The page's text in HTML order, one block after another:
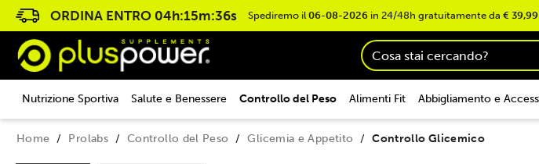
ORDINA ENTRO 04h:15m:35s Spediremo il 06-08-2026 in 24/48h gratuitamente da € 39,99
Nutrizione Sportiva Salute e Benessere Controllo del Peso Alimenti Fit Abbigliamento e
Home Prolabs Controllo del Peso Glicemia e Appetito Controllo Glicemico